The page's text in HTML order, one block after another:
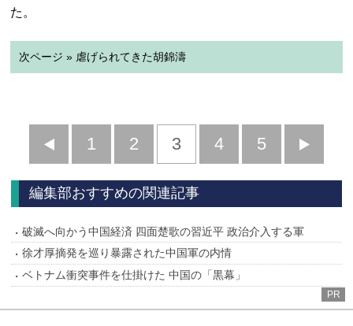
た。
次ページ » 虐げられてきた胡錦濤
前
へ
1 2 3 4 5
へ
編集部おすすめの関連記事
破滅へ向かう中国経済 四面楚歌の習近平 政治介入する軍
徐才厚摘発を巡り暴露された中国軍の内情
ベトナム衝突事件を仕掛けた 中国の「黒幕」
PR